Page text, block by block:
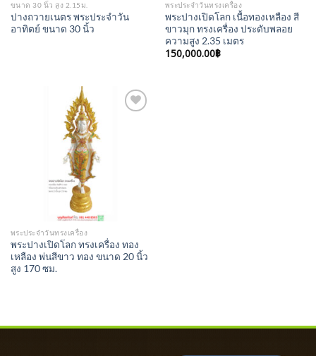
ขนาด 30 นิ้ว สูง 2.15ม.
ปางถวายเนตร พระประจำวัน
อาทิตย์ ขนาด 30 นิ้ว
พระประจำวันทรงเครื่อง
พระปางเปิดโลก เนื้อทองเหลือง สี
ขาวมุก ทรงเครื่อง ประดับพลอย
ความสูง 2.35 เมตร
150,000.00฿
พระประจำวันทรงเครื่อง
พระปางเปิดโลก ทรงเครื่อง ทอง
เหลือง พ่นสีขาว ทอง ขนาด 20 นิ้ว
สูง 170 ซม.